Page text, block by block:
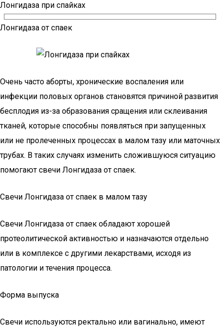
Лонгидаза при спайках
Лонгидаза от спаек
Очень часто аборты, хронические воспаления или
инфекции половых органов становятся причиной развития
бесплодия из-за образования сращения или склеивания
тканей, которые способны появляться при запущенных
или не пролеченных процессах в малом тазу или маточных
трубах. В таких случаях изменить сложившуюся ситуацию
помогают свечи Лонгидаза от спаек.
Свечи Лонгидаза от спаек в малом тазу
Свечи Лонгидаза от спаек обладают хорошей
протеолитической активностью и назначаются отдельно
или в комплексе с другими лекарствами, исходя из
патологии и течения процесса.
Форма выпуска
Свечи используются ректально или вагинально, имеют